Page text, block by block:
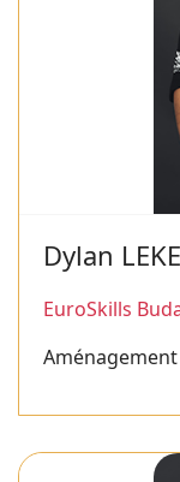
Dylan
EuroSkills